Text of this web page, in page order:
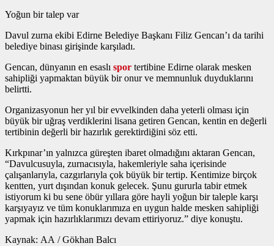
Yoğun bir talep var
Davul zurna ekibi Edirne Belediye Başkanı Filiz Gencan’ı da tarihi
belediye binası girişinde karşıladı.
Gencan, dünyanın en esaslı spor tertibine Edirne olarak mesken
sahipliği yapmaktan büyük bir onur ve memnunluk duyduklarını
belirtti.
Organizasyonun her yıl bir evvelkinden daha yeterli olması için
büyük bir uğraş verdiklerini lisana getiren Gencan, kentin en değerli
tertibinin değerli bir hazırlık gerektirdiğini söz etti.
Kırkpınar’ın yalnızca güreşten ibaret olmadığını aktaran Gencan,
“Davulcusuyla, zurnacısıyla, hakemleriyle saha içerisinde
çalışanlarıyla, cazgırlarıyla çok büyük bir tertip. Kentimize birçok
kentten, yurt dışından konuk gelecek. Şunu gururla tabir etmek
istiyorum ki bu sene öbür yıllara göre hayli yoğun bir taleple karşı
karşıyayız ve tüm konuklarımıza en uygun halde mesken sahipliği
yapmak için hazırlıklarımızı devam ettiriyoruz.” diye konuştu.
Kaynak: AA / Gökhan Balcı